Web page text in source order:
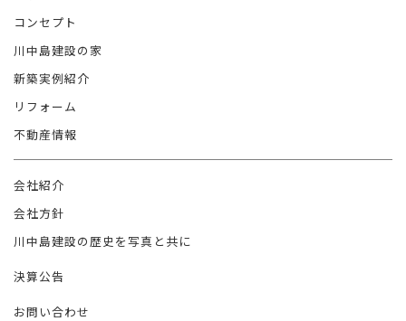
コンセプト
川中島建設の家
新築実例紹介
リフォーム
不動産情報
会社紹介
会社方針
川中島建設の歴史を写真と共に
決算公告
お問い合わせ